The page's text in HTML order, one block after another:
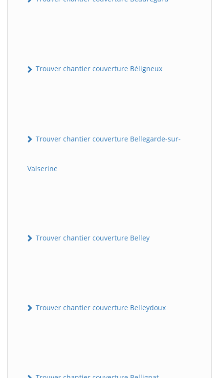
Trouver chantier couverture Béligneux
Trouver chantier couverture Bellegarde-sur-
Valserine
Trouver chantier couverture Belley
Trouver chantier couverture Belleydoux